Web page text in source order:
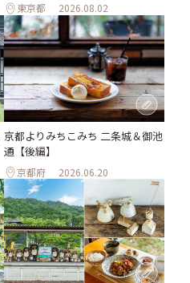
東京都 2026.08.02
京都よりみちこみち 二条城＆御池
通【後編】
京都府 2026.06.20